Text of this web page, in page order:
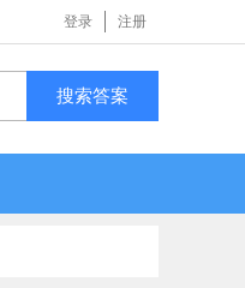
登录 注册
搜索答案